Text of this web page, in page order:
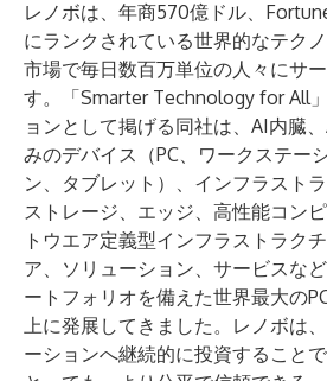
レノボは、年商570億ドル、
にランクされている世界的なテク
市場で毎日数百万単位の人々にサ
す。「Smarter Technology for All
ョンとして掲げる同社は、AI内臓
みのデバイス（PC、ワークステー
ン、タブレット）、インフラスト
ストレージ、エッジ、高性能コン
トウエア定義型インフラストラク
ア、ソリューション、サービスな
ートフォリオを備えた世界最大の
上に発展してきました。レノボは
ーションへ継続的に投資すること